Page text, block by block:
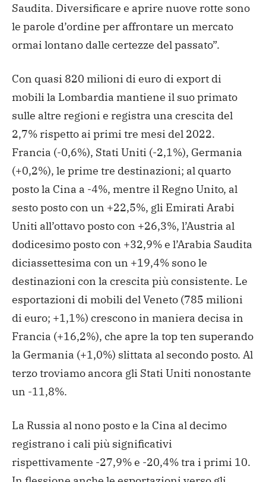
Saudita. Diversificare e aprire nuove rotte sono
le parole d’ordine per affrontare un mercato
ormai lontano dalle certezze del passato”.
Con quasi 820 milioni di euro di export di
mobili la Lombardia mantiene il suo primato
sulle altre regioni e registra una crescita del
2,7% rispetto ai primi tre mesi del 2022.
Francia (-0,6%), Stati Uniti (-2,1%), Germania
(+0,2%), le prime tre destinazioni; al quarto
posto la Cina a -4%, mentre il Regno Unito, al
sesto posto con un +22,5%, gli Emirati Arabi
Uniti all’ottavo posto con +26,3%, l’Austria al
dodicesimo posto con +32,9% e l’Arabia Saudita
diciassettesima con un +19,4% sono le
destinazioni con la crescita più consistente. Le
esportazioni di mobili del Veneto (785 milioni
di euro; +1,1%) crescono in maniera decisa in
Francia (+16,2%), che apre la top ten superando
la Germania (+1,0%) slittata al secondo posto. Al
terzo troviamo ancora gli Stati Uniti nonostante
un -11,8%.
La Russia al nono posto e la Cina al decimo
registrano i cali più significativi
rispettivamente -27,9% e -20,4% tra i primi 10.